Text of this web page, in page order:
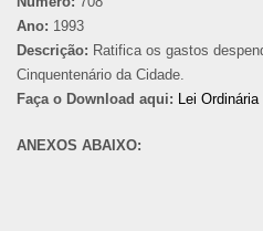
Ano: 1993
Descrição: Ratifica os gastos
Cinquentenário da Cidade.
Faça o Download aqui: Lei Ordinária
ANEXOS ABAIXO: